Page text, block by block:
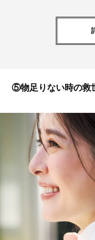
⑤物足りない時の救